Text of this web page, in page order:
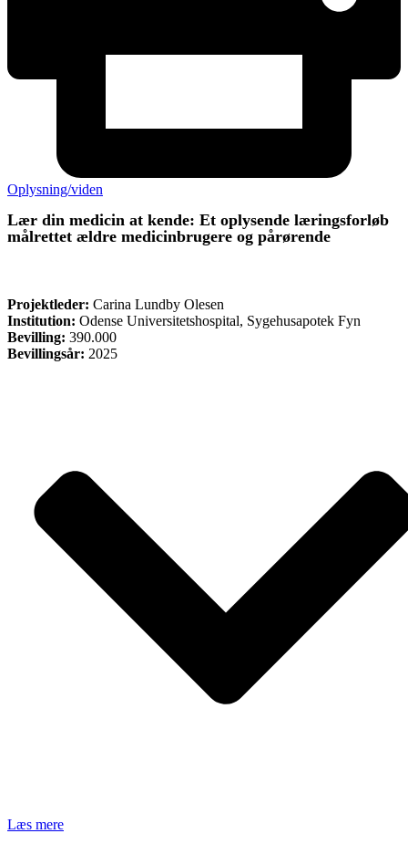
Oplysning/viden
Lær din medicin at kende: Et oplysende læringsforløb
målrettet ældre medicinbrugere og pårørende
Projektleder: Carina Lundby Olesen
Institution: Odense Universitetshospital, Sygehusapotek Fyn
Bevilling: 390.000
Bevillingsår: 2025
Læs mere